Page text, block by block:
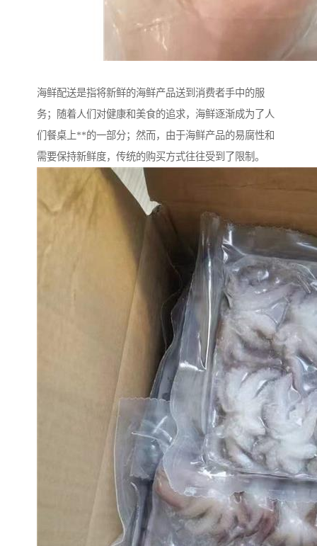
海鲜配送是指将新鲜的海鲜产品送到消费者手中的服
务；随着人们对健康和美食的追求，海鲜逐渐成为了人
们餐桌上**的一部分；然而，由于海鲜产品的易腐性和
需要保持新鲜度，传统的购买方式往往受到了限制。